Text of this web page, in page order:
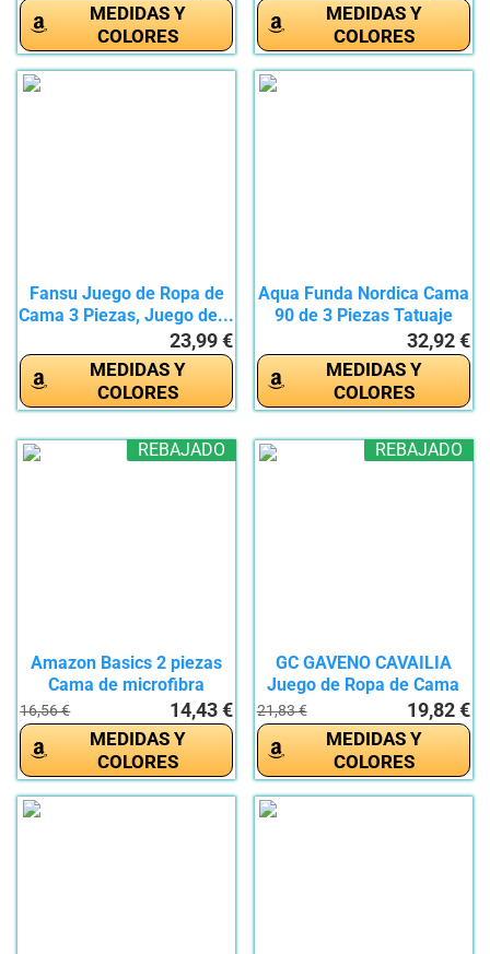
MEDIDAS Y
COLORES
MEDIDAS Y
COLORES
Fansu Juego de Ropa de
Cama 3 Piezas, Juego de...
23,99 €
MEDIDAS Y
COLORES
Aqua Funda Nordica Cama
90 de 3 Piezas Tatuaje
32,92 €
MEDIDAS Y
COLORES
REBAJADO
Amazon Basics 2 piezas
Cama de microfibra
16,56 € 14,43 €
MEDIDAS Y
COLORES
REBAJADO
GC GAVENO CAVAILIA
Juego de Ropa de Cama
21,83 € 19,82 €
MEDIDAS Y
COLORES